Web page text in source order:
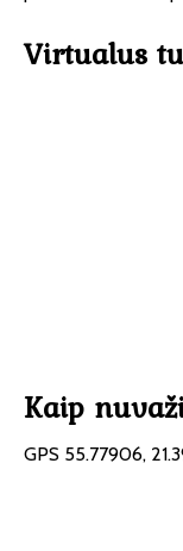
Virtualus
Kaip
GPS 55.77906,